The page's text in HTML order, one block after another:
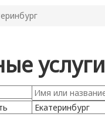
услуги